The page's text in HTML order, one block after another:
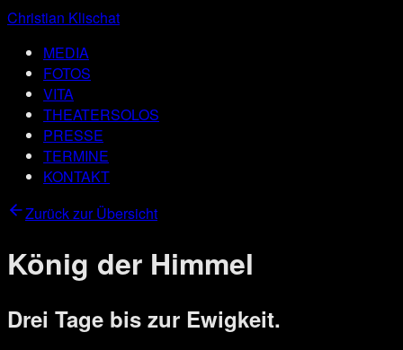
Christian Klischat
MEDIA
FOTOS
VITA
THEATERSOLOS
PRESSE
TERMINE
KONTAKT
Zurück zur Übersicht
König der Himmel
Drei Tage bis zur Ewigkeit.